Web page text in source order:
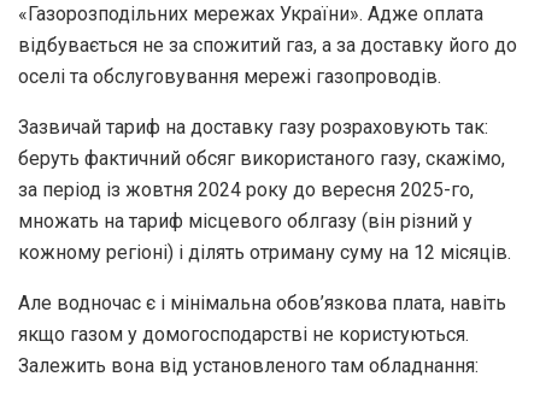
«Газорозподільних мережах України». Адже оплата
відбувається не за спожитий газ, а за доставку його до
оселі та обслуговування мережі газопроводів.
Зазвичай тариф на доставку газу розраховують так:
беруть фактичний обсяг використаного газу, скажімо,
за період із жовтня 2024 року до вересня 2025-го,
множать на тариф місцевого облгазу (він різний у
кожному регіоні) і ділять отриману суму на 12 місяців.
Але водночас є і мінімальна обов’язкова плата, навіть
якщо газом у домогосподарстві не користуються.
Залежить вона від установленого там обладнання: